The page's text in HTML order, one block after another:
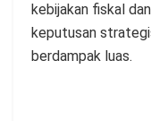
kebijakan fiskal
keputusan
berdampak luas.